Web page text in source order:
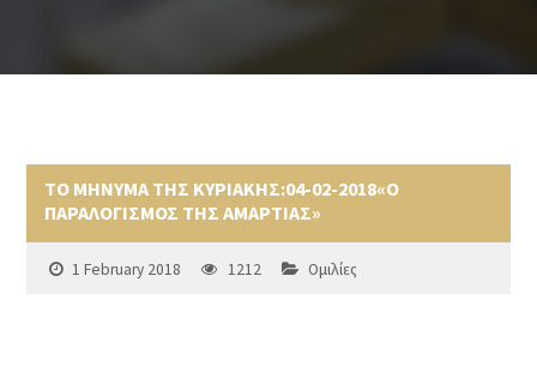
ΤΟ ΜΗΝΥΜΑ ΤΗΣ ΚΥΡΙΑΚΗΣ:04-02-2018«Ο
ΠΑΡΑΛΟΓΙΣΜΟΣ ΤΗΣ ΑΜΑΡΤΙΑΣ»
1 February 2018 1212 Ομιλίες